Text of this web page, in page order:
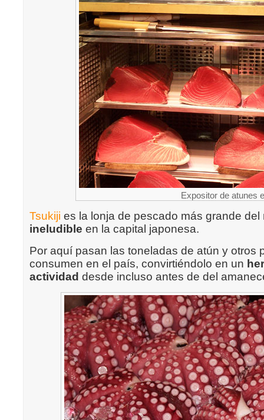
Expositor de atunes
Tsukiji es la lonja de pescado más grande
ineludible en la capital japonesa.
Por aquí pasan las toneladas de atún y otros
consumen en el país, convirtiéndolo en un
actividad desde incluso antes de del